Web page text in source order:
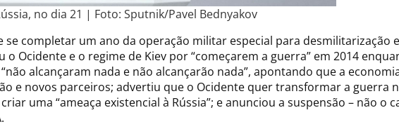
no dia 21 | Foto: Sputnik/Pavel Bednyakov
se completar um ano da operação militar especial para desmilitarização
Ocidente e o regime de Kiev por “começarem a guerra” em 2014
alcançaram nada e não alcançarão nada”, apontando que a
e novos parceiros; advertiu que o Ocidente quer transformar a guerra
uma “ameaça existencial à Rússia”; e anunciou a suspensão – não o